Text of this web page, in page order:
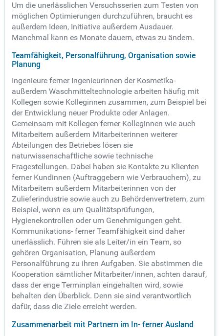
Um die unerlässlichen Versuchsserien zum Testen von
möglichen Optimierungen durchzuführen, braucht es
außerdem Ideen, Initiative außerdem Ausdauer.
Manchmal kann es Monate dauern, etwas zu ändern.
Teamfähigkeit, Personalführung, Organisation sowie
Planung
Ingenieure ferner Ingenieurinnen der Kosmetika-
außerdem Waschmitteltechnologie arbeiten häufig mit
Kollegen sowie Kolleginnen zusammen, zum Beispiel bei
der Entwicklung neuer Produkte oder Anlagen.
Gemeinsam mit Kollegen ferner Kolleginnen wie auch
Mitarbeitern außerdem Mitarbeiterinnen weiterer
Abteilungen des Betriebes lösen sie
naturwissenschaftliche sowie technische
Fragestellungen. Dabei haben sie Kontakte zu Klienten
ferner Kundinnen (Auftraggebern wie Verbrauchern), zu
Mitarbeitern außerdem Mitarbeiterinnen von der
Zulieferindustrie sowie auch zu Behördenvertretern, zum
Beispiel, wenn es um Qualitätsprüfungen,
Hygienekontrollen oder um Genehmigungen geht.
Kommunikations- ferner Teamfähigkeit sind daher
unerlässlich. Führen sie als Leiter/in ein Team, so
gehören Organisation, Planung außerdem
Personalführung zu ihren Aufgaben. Sie abstimmen die
Kooperation sämtlicher Mitarbeiter/innen, achten darauf,
dass der enge Terminplan eingehalten wird, sowie
behalten den Überblick. Denn sie sind verantwortlich
dafür, dass die Ziele erreicht werden.
Zusammenarbeit mit Partnern im In- ferner Ausland